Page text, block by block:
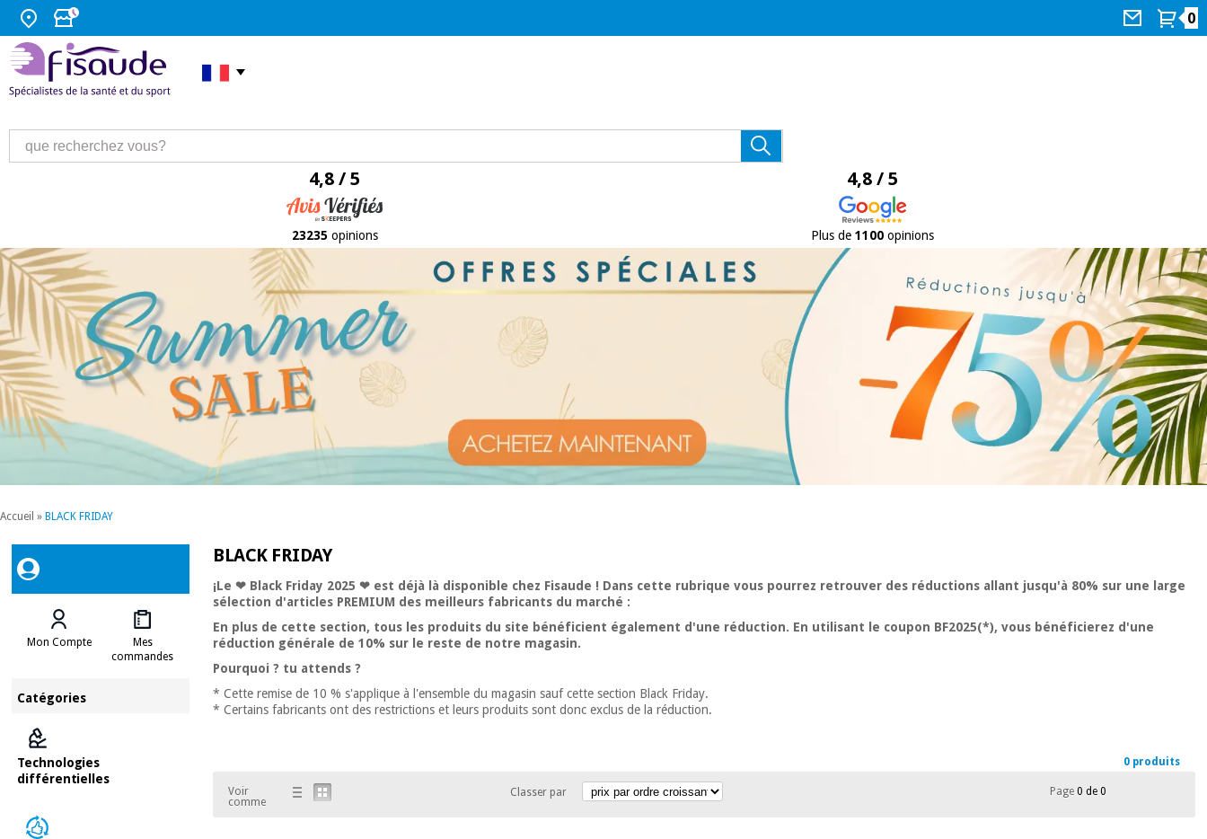
0
4,8 / 5
23235 opinions
4,8 / 5
Plus de 1100opinions
Accueil » BLACK FRIDAY
Mon Compte
Mes
commandes
Catégories
Technologies
différentielles
BLACK FRIDAY
¡Le ❤ Black Friday 2025 ❤ est déjà là disponible chez Fisaude ! Dans cette rubrique vous pourrez retrouver des réductions allant jusqu'à 80% sur une large
sélection d'articles PREMIUM des meilleurs fabricants du marché :
En plus de cette section, tous les produits du site bénéficient également d'une réduction. En utilisant le coupon BF2025(*), vous bénéficierez d'une
réduction générale de 10% sur le reste de notre magasin.
Pourquoi ? tu attends ?
* Cette remise de 10 % s'applique à l'ensemble du magasin sauf cette section Black Friday.
* Certains fabricants ont des restrictions et leurs produits sont donc exclus de la réduction.
0 produits
Voir
comme
Classer par Page0 de 0